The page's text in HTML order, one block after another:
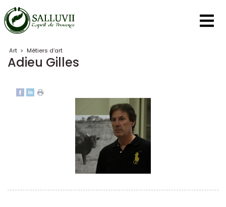
Panneau de gestion des cookies
Art > Métiers d’art
Adieu Gilles